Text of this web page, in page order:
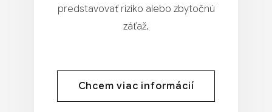
predstavovať riziko alebo zbytočnú
záťaž.
Chcem viac informácií